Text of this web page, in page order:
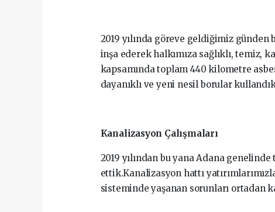
2019 yılında göreve geldiğimiz
inşa ederek halkımıza sağlıklı, temiz,
kapsamında toplam 440 kilometre
dayanıklı ve yeni nesil borular
Kanalizasyon Çalışmaları
2019 yılından bu yana Adana
ettik.Kanalizasyon hattı
sisteminde yaşanan sorunları ortadan